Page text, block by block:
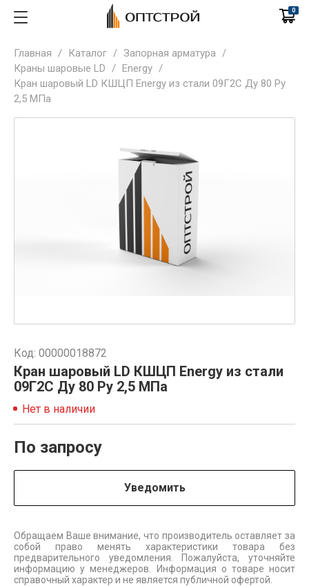
0
Главная / Каталог / Запорная арматура /
Краны шаровые LD / Energy /
Кран шаровый LD КШЦП Energy из стали 09Г2С Ду 80 Ру
2,5 МПа
Код: 00000018872
Кран шаровый LD КШЦП Energy из стали
09Г2С Ду 80 Ру 2,5 МПа
Нет в наличии
По запросу
Уведомить
Обращаем Ваше внимание, что производитель оставляет за
собой право менять характеристики товара без
предварительного уведомления. Пожалуйста, уточняйте
информацию у менеджеров. Информация о товаре носит
справочный характер и не является публичной офертой.